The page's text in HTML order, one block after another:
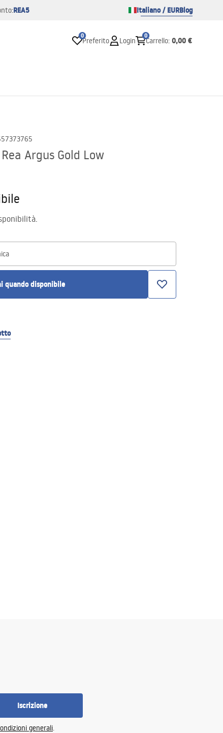
REA5 Italiano / EURBlog
0
Preferito Login
0
Carrello: 0,00 €
Argus Gold Low
quando disponibile
Iscrizione
generali.